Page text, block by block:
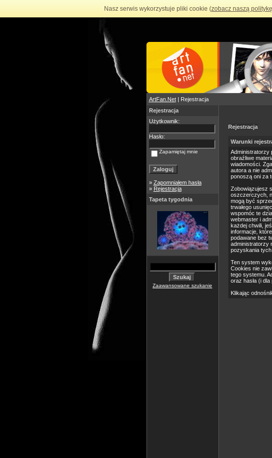
Nasz serwis wykorzystuje pliki cookie (zobacz naszą politykę
ArtFan.Net| Rejestracja
Rejestracja
Użytkownik:
Hasło:
Zapamiętaj mnie
» Zapomniałem hasła
» Rejestracja
Tapeta tygodnia
Zaawansowane szukanie
Rejestracja
Warunki
Administratorzy
obraźliwe
wiadomości.
autora a nie
ponoszą oni za
Zobowiązujesz
oszczerczych,
mogą być
trwałego
wspomóc te
webmaster i
każdej chwili,
informacje,
podawane bez
administratorzy
pozyskania tych
Ten system
Cookies nie
tego systemu.
oraz hasła (i dla
Klikając